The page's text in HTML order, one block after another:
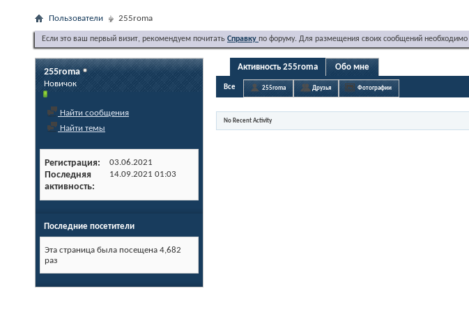
Пользователи 255roma
Если это ваш первый визит, рекомендуем почитать Справку по форуму. Для размещения своих сообщений необходимо
255roma
Новичок
Найти сообщения
Найти темы
Регистрация 03.06.2021
Последняя
активность
14.09.2021 01:03
Последние посетители
Эта страница была посещена 4,682
раз
Активность 255roma Обо мне
Все 255roma Друзья Фотографии
No Recent Activity